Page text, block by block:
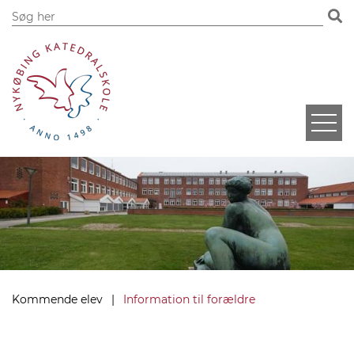
Kommende elev Information til forældre